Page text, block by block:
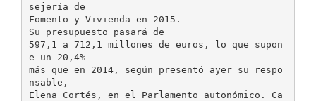
sejería de
Fomento y Vivienda en 2015.
Su presupuesto pasará de
597,1 a 712,1 millones de euros, lo que supon
e un 20,4%
más que en 2014, según presentó ayer su respo
nsable,
Elena Cortés, en el Parlamento autonómico. Ca